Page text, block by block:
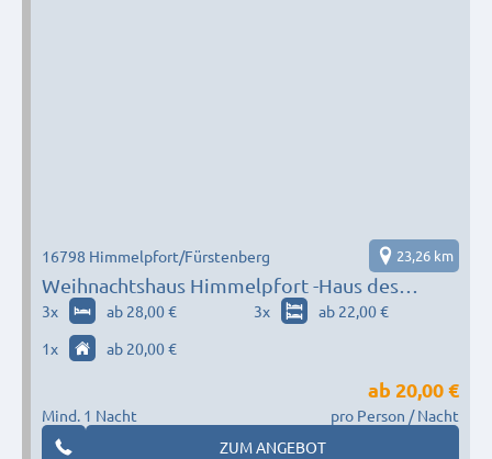
Weihnachtshaus Himmelpfort -Haus des
Gastes-
16798 Himmelpfort/Fürstenberg 23,26 km
3x ab 28,00 € 3x
ab 22,00 €
1x ab 20,00 €
Mind. 1 Nacht
ab 20,00 €
pro Person / Nacht
ZUM ANGEBOT